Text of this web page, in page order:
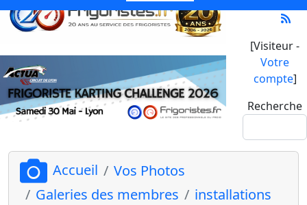
[Visiteur -
Votre
compte]
Recherche
Accueil
Vos Photos
Galeries des membres
installations